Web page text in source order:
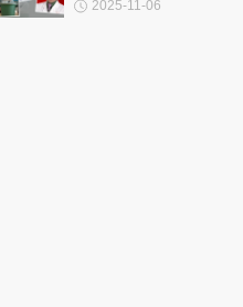
露骨 網上瘋傳
2025-11-06